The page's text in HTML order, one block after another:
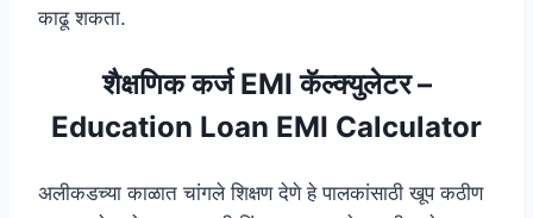
काढू शकता.
शैक्षणिक कर्ज EMI कॅल्क्युलेटर –
Education Loan EMI Calculator
अलीकडच्या काळात चांगले शिक्षण देणे हे पालकांसाठी खूप कठीण